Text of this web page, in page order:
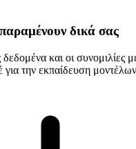
δικά σας
και οι συνομιλίες
για την εκπαίδευση